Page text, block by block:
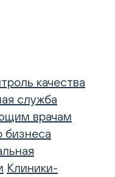
качества
служба
врачам
бизнеса
Клиники-